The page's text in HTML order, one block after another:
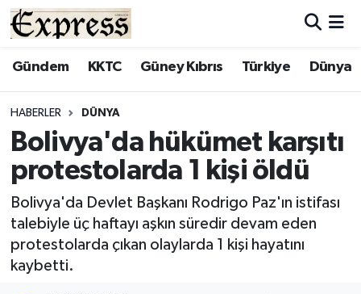
Gündem KKTC Güney Kıbrıs Türkiye Dünya
HABERLER DÜNYA
Bolivya'da hükümet karşıtı
protestolarda 1 kişi öldü
Bolivya'da Devlet Başkanı Rodrigo Paz'ın istifası
talebiyle üç haftayı aşkın süredir devam eden
protestolarda çıkan olaylarda 1 kişi hayatını
kaybetti.
ALAYKÖY
BİLİM
DÜNYA
EĞİTİM
Hava Durumu
Süper Lig Puan Durumu ve Fikstür
Son Dakika Haberleri
Haber Arşivi